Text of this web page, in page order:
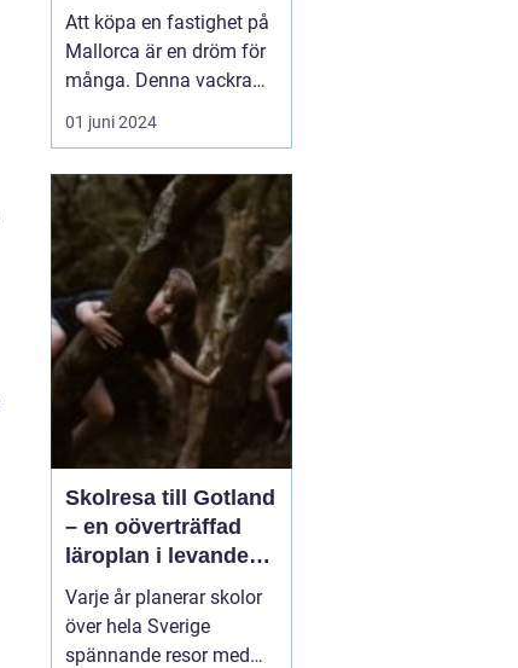
Att köpa en fastighet på
Mallorca är en dröm för
många. Denna vackra
medelhavsö erbjuder ett
fantastiskt klimat,
och en rik kultur. För att
navigera den lokala
fastighetsmarknaden p...
01 juni 2024
Skolresa till Gotland
– en oöverträffad
läroplan i levande
historia
Varje år planerar skolor
över hela Sverige
spännande resor med